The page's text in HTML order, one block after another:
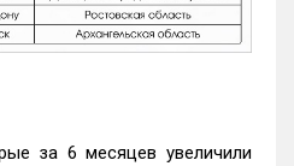
за 6 месяцев увеличили